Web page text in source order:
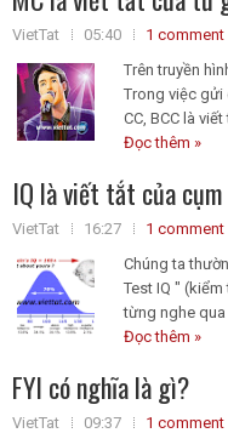
VietTat 05:40
1 comment
Trên truyền
Trong việc gửi
CC, BCC là
Đọc thêm »
IQ là viết tắt của
VietTat 16:27
1 comment
Chúng ta
Test IQ "
từng nghe qua
Đọc thêm »
FYI có nghĩa là gì?
VietTat 09:37
1 comment